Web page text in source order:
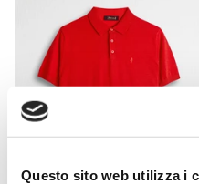
Questo sito web utilizza i